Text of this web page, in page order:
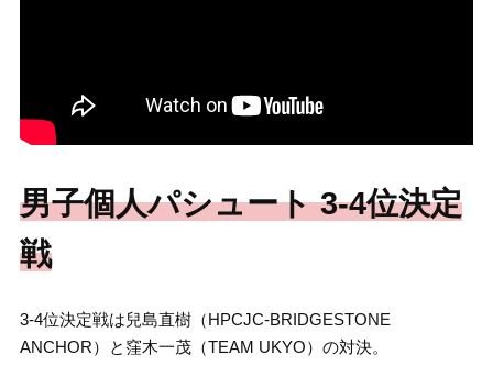
男子個人パシュート 3-4位決定
戦
3-4位決定戦は兒島直樹（HPCJC-BRIDGESTONE
ANCHOR）と窪木一茂（TEAM UKYO）の対決。